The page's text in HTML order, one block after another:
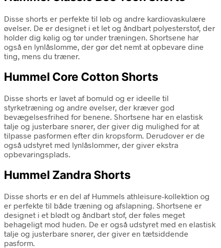
Disse shorts er perfekte til løb og andre kardiovaskulære
øvelser. De er designet i et let og åndbart polyesterstof, der
holder dig kølig og tør under træningen. Shortsene har
også en lynlåslomme, der gør det nemt at opbevare dine
ting, mens du træner.
Hummel Core Cotton Shorts
Disse shorts er lavet af bomuld og er ideelle til
styrketræning og andre øvelser, der kræver god
bevægelsesfrihed for benene. Shortsene har en elastisk
talje og justerbare snører, der giver dig mulighed for at
tilpasse pasformen efter din kropsform. Derudover er de
også udstyret med lynlåslommer, der giver ekstra
opbevaringsplads.
Hummel Zandra Shorts
Disse shorts er en del af Hummels athleisure-kollektion og
er perfekte til både træning og afslapning. Shortsene er
designet i et blødt og åndbart stof, der føles meget
behageligt mod huden. De er også udstyret med en elastisk
talje og justerbare snører, der giver en tætsiddende
pasform.